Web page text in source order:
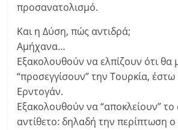
προσανατολισμό.
Και η Δύση, πώς αντιδρά;
Αμήχανα…
Εξακολουθούν να ελπίζουν ότι
“προσεγγίσουν” την Τουρκία, έστω
Ερντογάν.
Εξακολουθούν να “αποκλείουν” το
αντίθετο: δηλαδή την περίπτωση